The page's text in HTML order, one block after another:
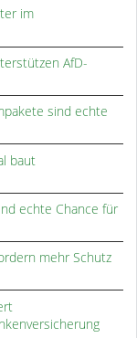
im
AfD-
sind echte
baut
echte Chance für
mehr Schutz